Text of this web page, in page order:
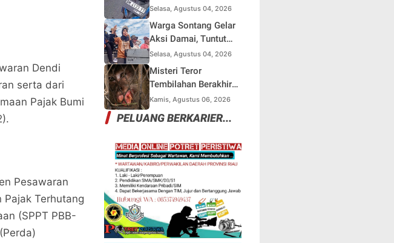
Dendi
serta dari
Pajak Bumi
Pesawaran
Terhutang
(SPPT PBB-
Terjun dari Jembatan
Rantau Berangin Kuok,
Sepeda Motor
Ditinggal di Lokasi
Selasa, Agustus 04, 2026
Warga Sontang Gelar
Aksi Damai, Tuntut
Pemprov Riau Segera
Benahi Jalan Sontang-
Duri
Selasa, Agustus 04, 2026
Misteri Teror
Tembilahan Berakhir
di Perangkap Besi,
Pemangsa Lain yang
Kamis, Agustus 06, 2026
PELUANG BERKARIER...